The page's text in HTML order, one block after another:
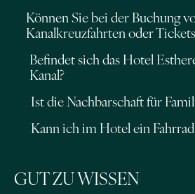
Können Sie bei der Buchung
Kanalkreuzfahrten oder
Befindet sich das Hotel
Kanal?
Ist die Nachbarschaft für
Kann ich im Hotel ein
GUT ZU WISSEN